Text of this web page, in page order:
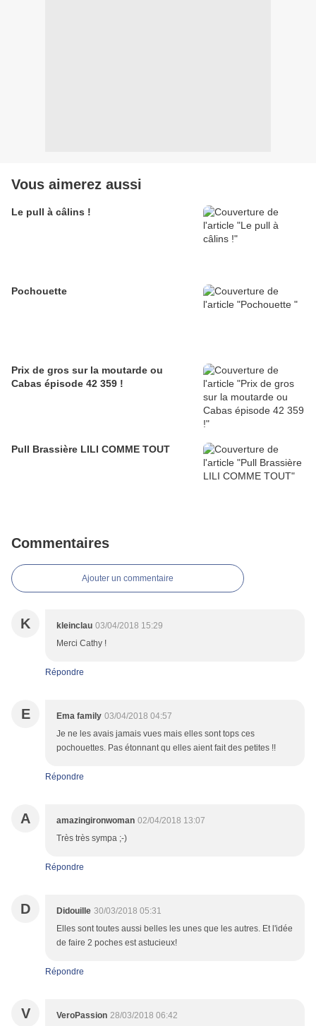
Vous aimerez aussi
Le pull à câlins !
Pochouette
Prix de gros sur la moutarde ou
Cabas épisode 42 359 !
Pull Brassière LILI COMME TOUT
Commentaires
Ajouter un commentaire
K kleinclau 03/04/2018 15:29
Merci Cathy !
Répondre
E Ema family 03/04/2018 04:57
Je ne les avais jamais vues mais elles sont tops ces
pochouettes. Pas étonnant qu elles aient fait des petites !!
Répondre
A amazingironwoman 02/04/2018 13:07
Très très sympa ;-)
Répondre
D Didouille 30/03/2018 05:31
Elles sont toutes aussi belles les unes que les autres. Et l'idée
de faire 2 poches est astucieux!
Répondre
V VeroPassion 28/03/2018 06:42